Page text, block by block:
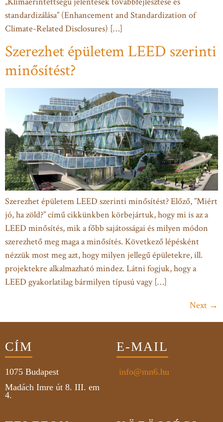
standardizálása” (Enhancement and Standardization of
Climate-Related Disclosures) […]
Szerezhet épületem LEED szerinti
minősítést?
Szerezhet épületem LEED szerinti minősítést? Előző, ”Miért
jó, ha zöld?” című cikkünkben körbejártuk, hogy mi is az a
LEED minősítés, mik a főbb sajátosságai és milyen módon
szerezhető meg maga a minősítés. Következő lépésként
nézzük most meg azt, hogy milyen jellegű épületekre, ill.
projektekre alkalmazható mindez. Látni fogjuk, hogy a
LEED gyakorlatilag bármilyen típusú vagy […]
Next →
CÍM
1075 Budapest
Madách Imre út 8. III. em
4.
E-MAIL
info@mn6.hu